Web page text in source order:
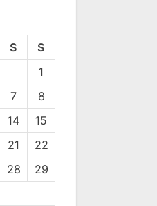
S
S
1
7
8
14
15
21
22
28
29